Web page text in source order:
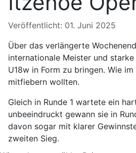
Details
Veröffentlicht: 01. Juni 2025
Über das verlängerte
internationale Meister und
U18w in Form zu bringen. Wie
mitfiebern wollten.
Gleich in Runde 1 wartete ein
unbeeindruckt gewann sie in
davon sogar mit klarer
zweiten Sieg.